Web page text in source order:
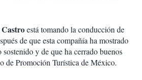
Castroestá tomando la conducción de
de que esta compañía ha mostrado
y de que ha cerrado buenos
de Promoción Turística de México.